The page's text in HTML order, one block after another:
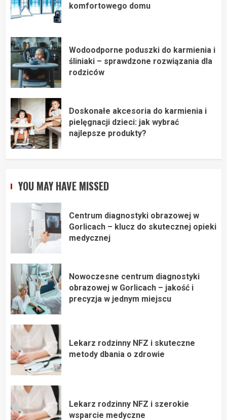
komfortowego domu
Wodoodporne poduszki do karmienia i
śliniaki – sprawdzone rozwiązania dla
rodziców
Doskonałe akcesoria do karmienia i
pielęgnacji dzieci: jak wybrać
najlepsze produkty?
YOU MAY HAVE MISSED
Centrum diagnostyki obrazowej w
Gorlicach – klucz do skutecznej opieki
medycznej
Nowoczesne centrum diagnostyki
obrazowej w Gorlicach – jakość i
precyzja w jednym miejscu
Lekarz rodzinny NFZ i skuteczne
metody dbania o zdrowie
Lekarz rodzinny NFZ i szerokie
wsparcie medyczne